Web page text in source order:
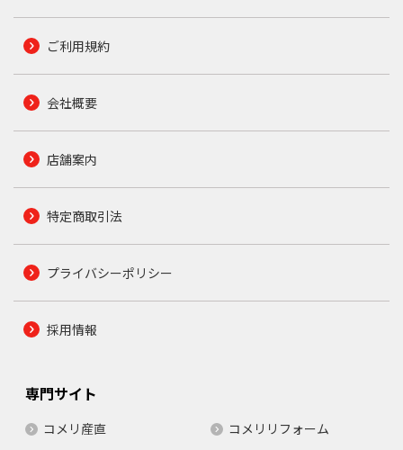
ご利用規約
会社概要
店舗案内
特定商取引法
プライバシーポリシー
採用情報
専門サイト
コメリ産直 コメリリフォーム